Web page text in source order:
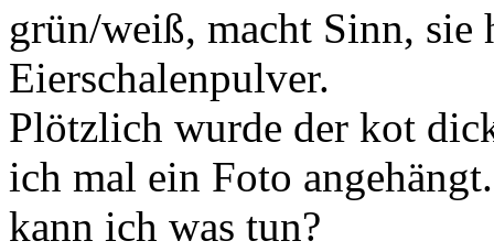
grün/weiß, macht Sinn, sie
Eierschalenpulver.
Plötzlich wurde der kot
ich mal ein Foto
kann ich was tun?